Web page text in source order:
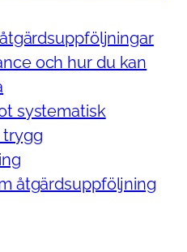
och hur du kan
systematisk
åtgärdsuppföljning